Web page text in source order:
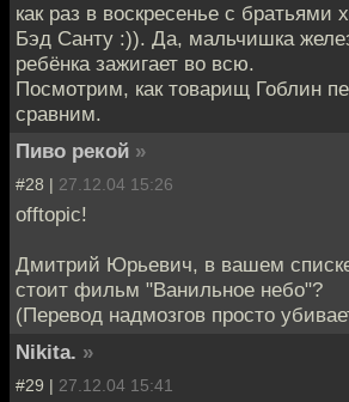
как раз в воскресенье с братьями
Бэд Санту :)). Да, мальчишка
ребёнка зажигает во всю.
Посмотрим, как товарищ Гоблин
сравним.
Пиво рекой »
#28 | 27.12.04 15:26
offtopic!
Дмитрий Юрьевич, в вашем
стоит фильм "Ванильное небо"?
(Перевод надмозгов просто
Nikita. »
#29 | 27.12.04 15:41